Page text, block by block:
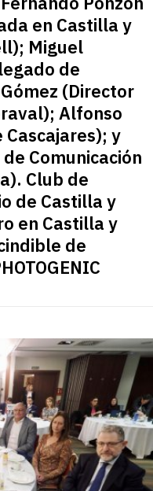
en Castilla y
Miguel
de
(Director
Alfonso
y
Comunicación
Club de
de Castilla y
en Castilla y
de